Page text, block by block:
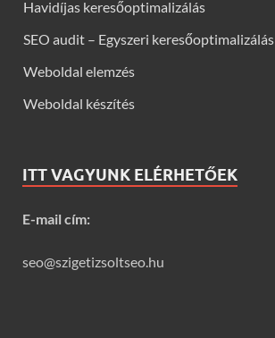
Havidíjas keresőoptimalizálás
SEO audit – Egyszeri keresőoptimalizálás
Weboldal elemzés
Weboldal készítés
ITT VAGYUNK ELÉRHETŐEK
E-mail cím:
seo@szigetizsoltseo.hu